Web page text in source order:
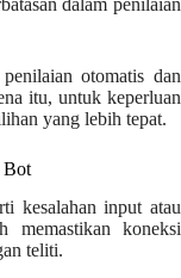
otomatis dan
itu, untuk keperluan
yang lebih tepat.
Bot
kesalahan input atau
memastikan koneksi
teliti.